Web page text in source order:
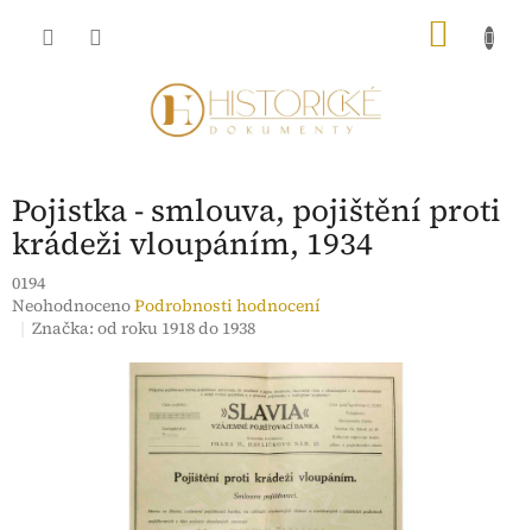
Pojistka - smlouva, pojištění proti
krádeži vloupáním, 1934
0194
Průměrné
hodnocení
NeohodnocenoPodrobnosti hodnocení
Značka:od roku 1918 do 1938